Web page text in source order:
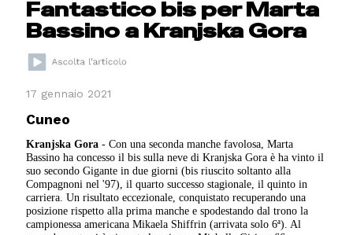
Fantastico bis per Marta
Bassino a Kranjska Gora
17 gennaio 2021
Cuneo
Kranjska Gora - Con una seconda manche favolosa, Marta
Bassino ha concesso il bis sulla neve di Kranjska Gora è ha vinto il
suo secondo Gigante in due giorni (bis riuscito soltanto alla
Compagnoni nel '97), il quarto successo stagionale, il quinto in
carriera. Un risultato eccezionale, conquistato recuperando una
posizione rispetto alla prima manche e spodestando dal trono la
campionessa americana Mikaela Shiffrin (arrivata solo 6ª). Al